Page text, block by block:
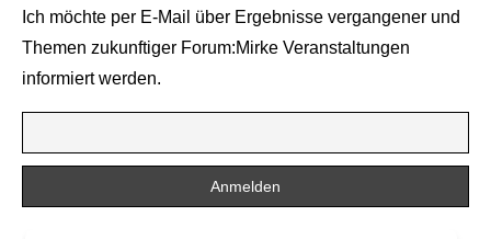
Ich möchte per E-Mail über Ergebnisse vergangener und
Themen zukunftiger Forum:Mirke Veranstaltungen
informiert werden.